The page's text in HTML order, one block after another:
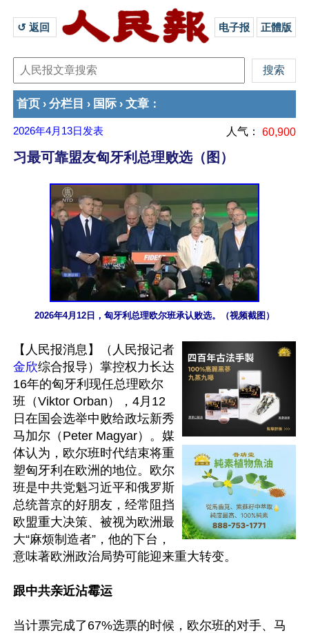
↺ 返回 电子报 正體版
首页 › 分栏目 › 国际 › 文章 ：
2026年4月13日 发表 人气： 60,900
习最可靠盟友匈牙利总理败选（图）
2026年4月12日，匈牙利总理欧尔班承认败选。（视频截图）
【人民报消息】（人民报记者
金欣综合报导）掌控权力长达
16年的匈牙利现任总理欧尔
班（Viktor Orban），4月12
日在国会选举中败给政坛新秀
马加尔（Peter Magyar）。媒
体认为，欧尔班时代结束将重
塑匈牙利在欧洲的地位。欧尔
班是中共党魁习近平和俄罗斯
总统普京的好朋友，经常阻挡
欧盟重大决策、被视为欧洲最
大“麻烦制造者”，他的下台，
意味著欧洲政治局势可能迎来重大转变。
跟中共亲近沾霉运
当计票完成了67%选票的时候，欧尔班的对手、马